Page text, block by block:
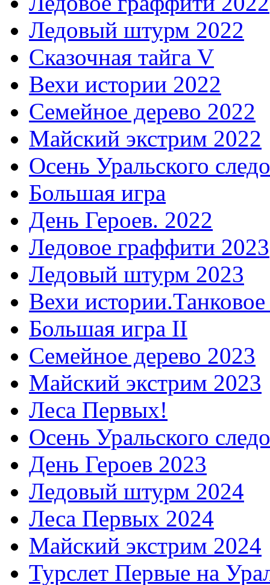
Ледовый штурм 2022
Сказочная тайга V
Вехи истории 2022
Семейное дерево 2022
Майский экстрим 2022
Осень Уральского
Большая игра
День Героев. 2022
Ледовое граффити 2023
Ледовый штурм 2023
Вехи
Большая игра II
Семейное дерево 2023
Майский экстрим 2023
Леса Первых!
Осень Уральского
День Героев 2023
Ледовый штурм 2024
Леса Первых 2024
Майский экстрим 2024
Турслет Первые на